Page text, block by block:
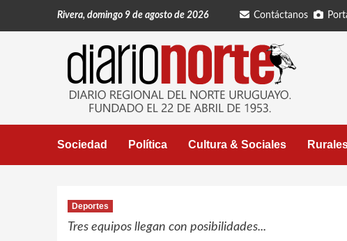
Rivera, domingo 9 de agosto de 2026 Contáctanos
Sociedad Política Cultura & Sociales
Deportes
Tres equipos llegan con posibilidades...